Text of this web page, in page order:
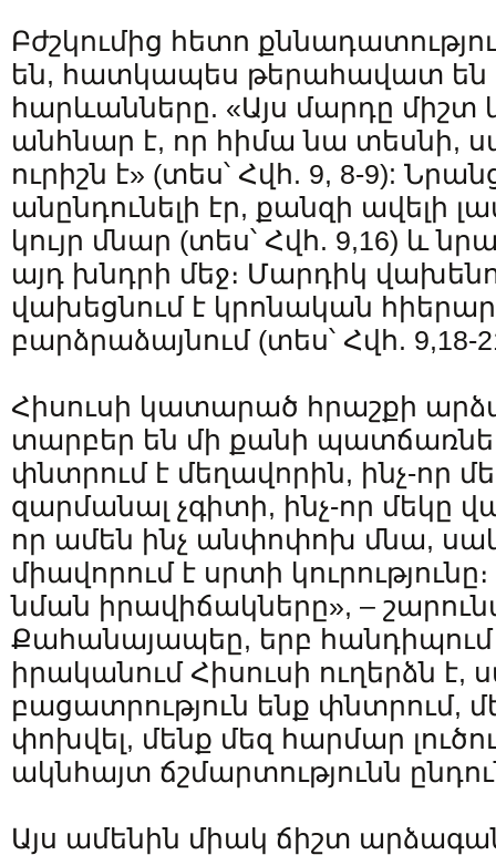
Բժշկումից հետո
են, հատկապես թերահավատ են
հարևանները. «Այս մարդը միշտ
անհնար է, որ հիմա նա տեսնի, սա
ուրիշն է» (տես՝ Հվհ. 9, 8-9):
անընդունելի էր, քանզի ավելի
կույր մնար (տես՝ Հվհ. 9,16) և
այդ խնդրի մեջ։ Մարդիկ
վախեցնում է կրոնական
բարձրաձայնում (տես՝ Հվհ. 9,18-
Հիսուսի կատարած հրաշքի
տարբեր են մի քանի
փնտրում է մեղավորին, ինչ-որ
զարմանալ չգիտի, ինչ-որ մեկը
որ ամեն ինչ անփոփոխ մնա,
միավորում է սրտի կուրությունը։
նման իրավիճակները», –
Քահանայապեը, երբ հանդիպում
իրականում Հիսուսի ուղերձն է,
բացատրություն ենք փնտրում,
փոխվել, մենք մեզ հարմար
ակնհայտ ճշմարտությունն
Այս ամենին միակ ճիշտ